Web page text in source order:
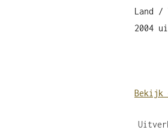
Land /
2004
Bekijk